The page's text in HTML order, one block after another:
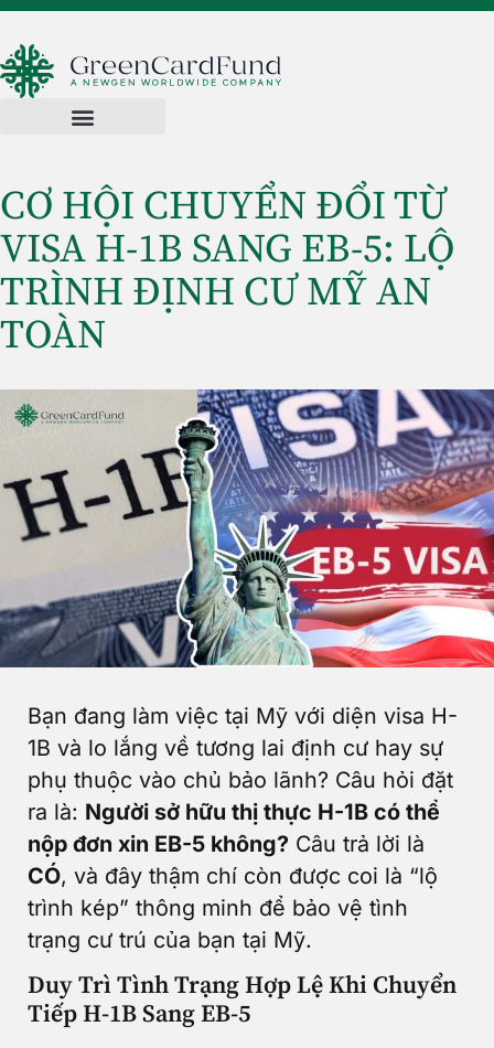
CƠ HỘI CHUYỂN ĐỔI TỪ
VISA H-1B SANG EB-5: LỘ
TRÌNH ĐỊNH CƯ MỸ AN
TOÀN
Bạn đang làm việc tại Mỹ với diện visa H-
1B và lo lắng về tương lai định cư hay sự
phụ thuộc vào chủ bảo lãnh? Câu hỏi đặt
ra là: Người sở hữu thị thực H-1B có thể
nộp đơn xin EB-5 không? Câu trả lời là
CÓ, và đây thậm chí còn được coi là “lộ
trình kép” thông minh để bảo vệ tình
trạng cư trú của bạn tại Mỹ.
Duy Trì Tình Trạng Hợp Lệ Khi Chuyển
Tiếp H-1B Sang EB-5